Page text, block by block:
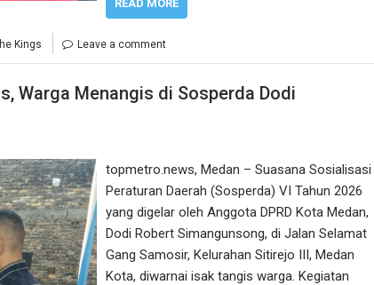
READ MORE
Kings Leave a comment
Warga Menangis di Sosperda Dodi
topmetro.news, Medan – Suasana Sosialisasi
Peraturan Daerah (Sosperda) VI Tahun 2026
yang digelar oleh Anggota DPRD Kota Medan,
Dodi Robert Simangunsong, di Jalan Selamat
Gang Samosir, Kelurahan Sitirejo III, Medan
Kota, diwarnai isak tangis warga. Kegiatan